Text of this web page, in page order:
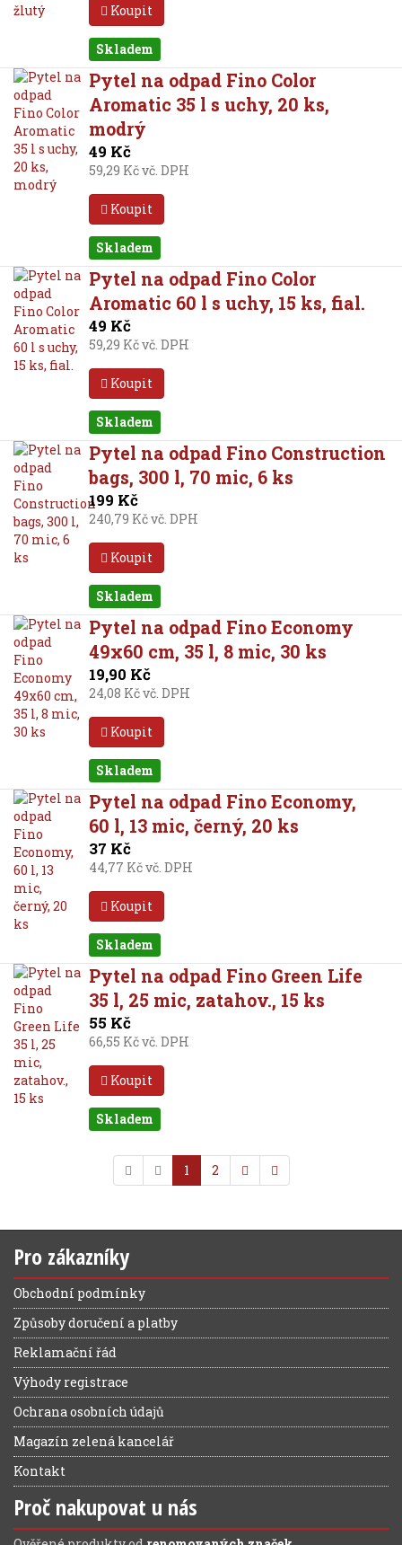
Koupit
Skladem
Pytel na odpad Fino Color
Aromatic 35 l s uchy, 20 ks,
modrý
49 Kč
59,29 Kč vč. DPH
Koupit
Skladem
Pytel na odpad Fino Color
Aromatic 60 l s uchy, 15 ks, fial.
49 Kč
59,29 Kč vč. DPH
Koupit
Skladem
Pytel na odpad Fino Construction
bags, 300 l, 70 mic, 6 ks
199 Kč
240,79 Kč vč. DPH
Koupit
Skladem
Pytel na odpad Fino Economy
49x60 cm, 35 l, 8 mic, 30 ks
19,90 Kč
24,08 Kč vč. DPH
Koupit
Skladem
Pytel na odpad Fino Economy,
60 l, 13 mic, černý, 20 ks
37 Kč
44,77 Kč vč. DPH
Koupit
Skladem
Pytel na odpad Fino Green Life
35 l, 25 mic, zatahov., 15 ks
55 Kč
66,55 Kč vč. DPH
Koupit
Skladem
1 2
Pro zákazníky
Obchodní podmínky
Způsoby doručení a platby
Reklamační řád
Výhody registrace
Ochrana osobních údajů
Magazín zelená kancelář
Kontakt
Proč nakupovat u nás